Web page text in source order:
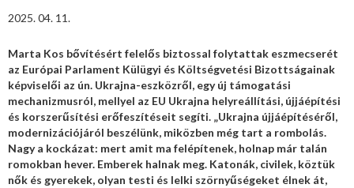
2025. 04. 11.
Marta Kos bővítésért felelős biztossal folytattak eszmecserét
az Európai Parlament Külügyi és Költségvetési Bizottságainak
képviselői az ún. Ukrajna-eszközről, egy új támogatási
mechanizmusról, mellyel az EU Ukrajna helyreállítási, újjáépítési
és korszerűsítési erőfeszítéseit segíti. „Ukrajna újjáépítéséről,
modernizációjáról beszélünk, miközben még tart a rombolás.
Nagy a kockázat: mert amit ma felépítenek, holnap már talán
romokban hever. Emberek halnak meg. Katonák, civilek, köztük
nők és gyerekek, olyan testi és lelki szörnyűségeket élnek át,